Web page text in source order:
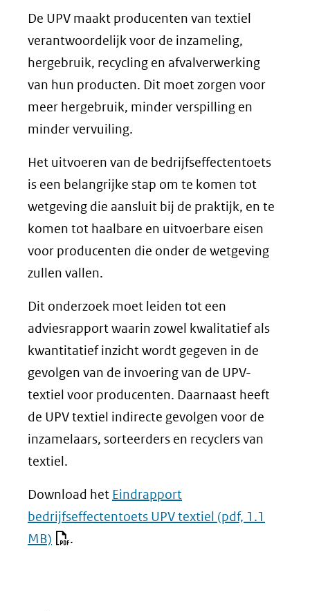
De UPV maakt producenten van textiel
verantwoordelijk voor de inzameling,
hergebruik, recycling en afvalverwerking
van hun producten. Dit moet zorgen voor
meer hergebruik, minder verspilling en
minder vervuiling.
Het uitvoeren van de bedrijfseffectentoets
is een belangrijke stap om te komen tot
wetgeving die aansluit bij de praktijk, en te
komen tot haalbare en uitvoerbare eisen
voor producenten die onder de wetgeving
zullen vallen.
Dit onderzoek moet leiden tot een
adviesrapport waarin zowel kwalitatief als
kwantitatief inzicht wordt gegeven in de
gevolgen van de invoering van de UPV-
textiel voor producenten. Daarnaast heeft
de UPV textiel indirecte gevolgen voor de
inzamelaars, sorteerders en recyclers van
textiel.
Download het Eindrapport
bedrijfseffectentoets UPV textiel (pdf, 1.1
MB)
.